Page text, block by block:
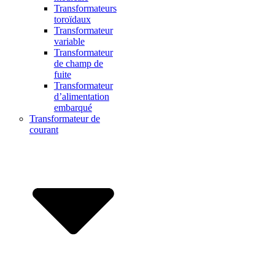
Transformateurs
toroïdaux
Transformateur
variable
Transformateur
de champ de
fuite
Transformateur
d’alimentation
embarqué
Transformateur de
courant